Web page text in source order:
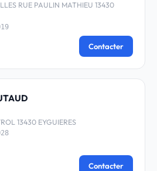
RUE PAULIN MATHIEU 13430
Contacter
13430 EYGUIERES
Contacter